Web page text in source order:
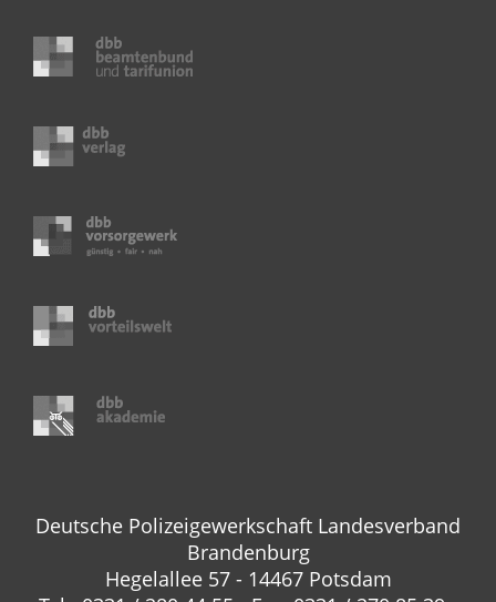
Deutsche Polizeigewerkschaft Landesverband
Brandenburg
Hegelallee 57 - 14467 Potsdam